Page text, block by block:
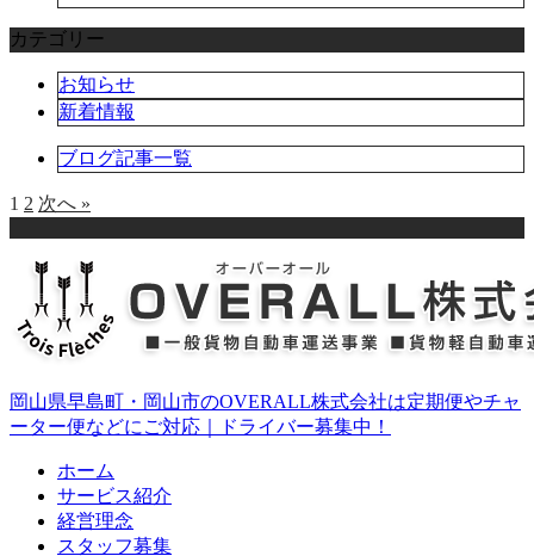
カテゴリー
お知らせ
新着情報
ブログ記事一覧
1 2 次へ »
岡山県早島町・岡山市のOVERALL株式会社は定期便やチャ
ーター便などにご対応｜ドライバー募集中！
ホーム
サービス紹介
経営理念
スタッフ募集